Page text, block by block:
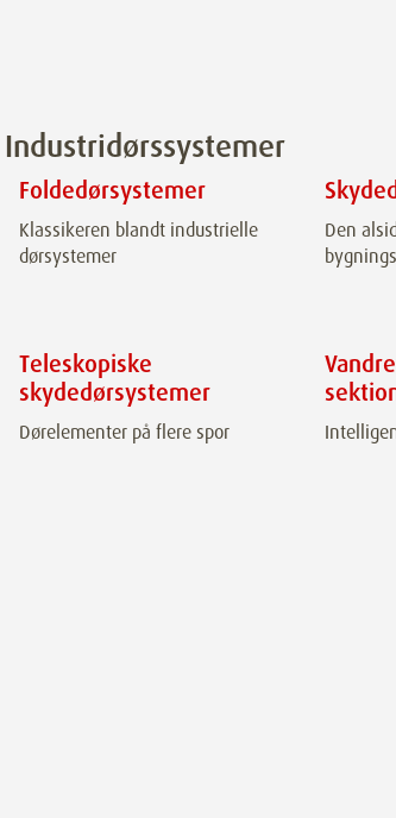
Industridørssystemer
Foldedørsystemer
Klassikeren blandt industrielle
dørsystemer
Den
Teleskopiske
skydedørsystemer
Dørelementer på flere spor